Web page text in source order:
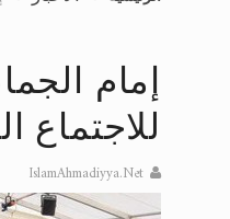
إمام
للاجتماع
IslamAhmadiyya.Net